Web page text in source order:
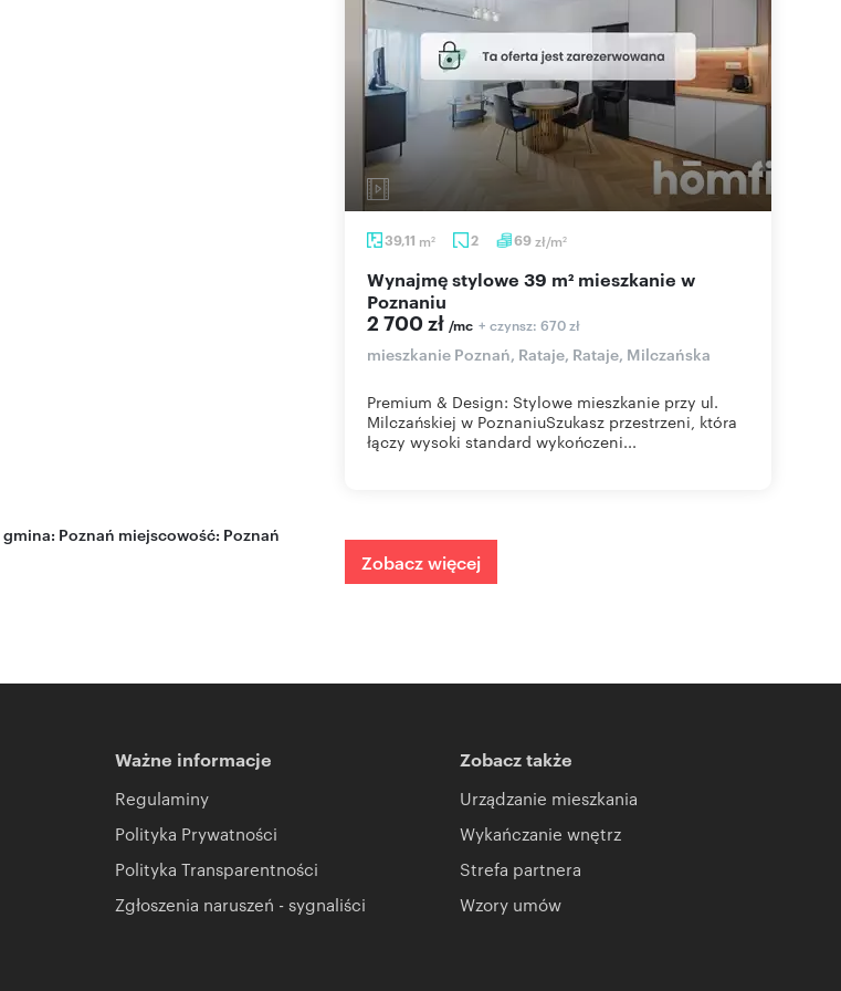
gmina: Poznań miejscowość: Poznań
39,11 m2 2 69zł/m2
Wynajmę stylowe 39 m² mieszkanie w
Poznaniu
2 700 zł /mc + czynsz: 670 zł
mieszkanie Poznań, Rataje, Rataje, Milczańska
Premium & Design: Stylowe mieszkanie przy ul.
Milczańskiej w PoznaniuSzukasz przestrzeni, która
łączy wysoki standard wykończeni...
Zobacz więcej
Ważne informacje
Regulaminy
Polityka Prywatności
Polityka Transparentności
Zgłoszenia naruszeń - sygnaliści
Zobacz także
Urządzanie mieszkania
Wykańczanie wnętrz
Strefa partnera
Wzory umów